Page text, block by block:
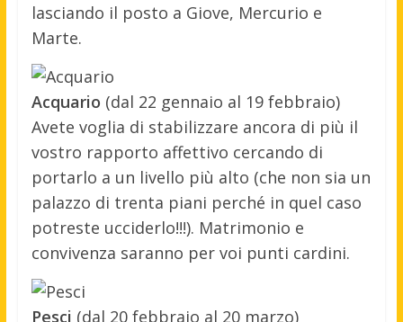
lasciando il posto a Giove, Mercurio e
Marte.
Acquario (dal 22 gennaio al 19 febbraio)
Avete voglia di stabilizzare ancora di più il
vostro rapporto affettivo cercando di
portarlo a un livello più alto (che non sia un
palazzo di trenta piani perché in quel caso
potreste ucciderlo!!!). Matrimonio e
convivenza saranno per voi punti cardini.
Pesci (dal 20 febbraio al 20 marzo)